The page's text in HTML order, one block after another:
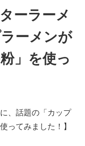
ーラーメ
ーメンが
」を使っ
、話題の「カップ
ってみました！】